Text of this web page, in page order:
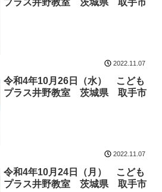
プラス井野教室 茨城県 取手市
2022.11.07
令和4年10月26日（水） こども
プラス井野教室 茨城県 取手市
2022.11.07
令和4年10月24日（月） こども
プラス井野教室 茨城県 取手市